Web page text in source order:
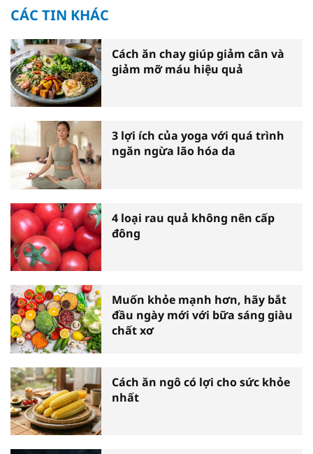
CÁC TIN KHÁC
Cách ăn chay giúp giảm cân và
giảm mỡ máu hiệu quả
3 lợi ích của yoga với quá trình
ngăn ngừa lão hóa da
4 loại rau quả không nên cấp
đông
Muốn khỏe mạnh hơn, hãy bắt
đầu ngày mới với bữa sáng giàu
chất xơ
Cách ăn ngô có lợi cho sức khỏe
nhất